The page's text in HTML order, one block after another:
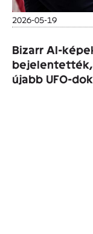
2026-05-19
Bizarr AI-
bejelentették,
újabb UFO-